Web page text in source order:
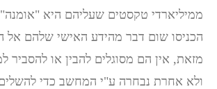
ממיליארדי טקסטים שעליהם היא
הכניסו שום דבר מהידע האישי שלהם אל
מזאת, אין הם מסוגלים להבין או להסביר
ולא אחרת נבחרה ע"י המחשב כדי